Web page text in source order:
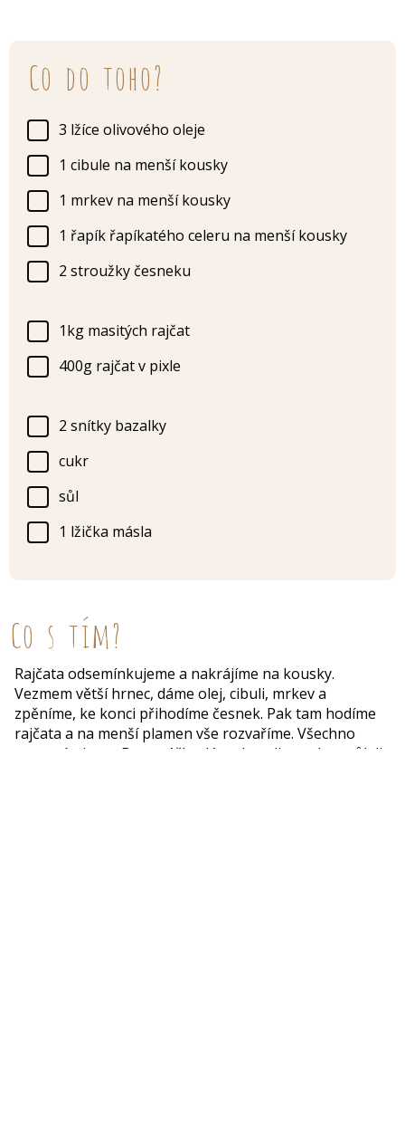
Co do toho?
3 lžíce olivového oleje
1 cibule na menší kousky
1 mrkev na menší kousky
1 řapík řapíkatého celeru na menší kousky
2 stroužky česneku
1kg masitých rajčat
400g rajčat v pixle
2 snítky bazalky
cukr
sůl
1 lžička másla
Co s tím?
Rajčata odsemínkujeme a nakrájíme na kousky.
Vezmem větší hrnec, dáme olej, cibuli, mrkev a
zpěníme, ke konci přihodíme česnek. Pak tam hodíme
rajčata a na menší plamen vše rozvaříme. Všechno
propasírujeme. Do omáčky dáme bazalku, cukr a sůl dle